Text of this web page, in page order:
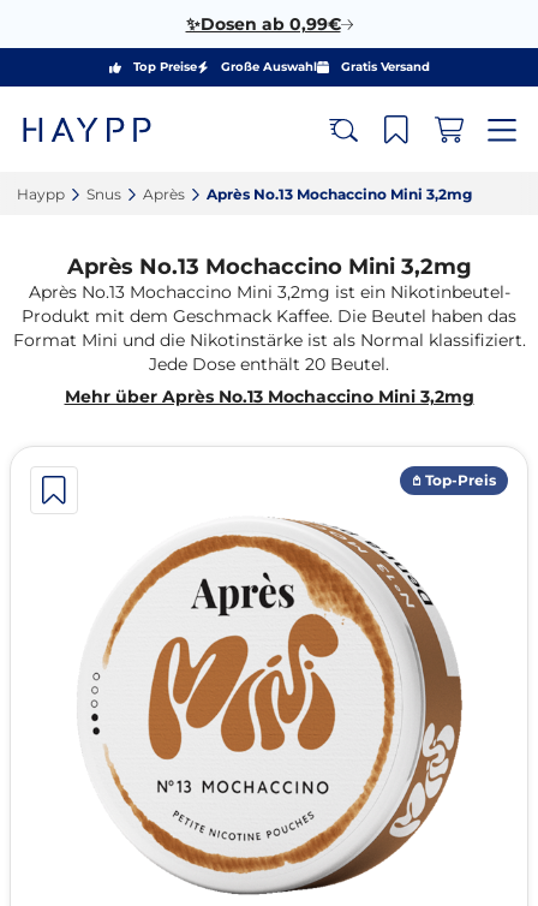
✨Dosen ab 0,99€
Top Preise Große Auswahl Gratis Versand
Haypp‎ Snus‎ Après‎ Après No.13 Mochaccino Mini 3,2mg‎
𖤘 Top-Preis
Après No.13 Mochaccino Mini 3,2mg
Après No.13 Mochaccino Mini 3,2mg ist ein Nikotinbeutel-
Produkt mit dem Geschmack Kaffee. Die Beutel haben das
Format Mini und die Nikotinstärke ist als Normal klassifiziert.
Jede Dose enthält 20 Beutel.
Mehr über Après No.13 Mochaccino Mini 3,2mg